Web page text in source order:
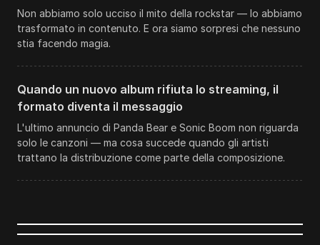
Non abbiamo solo ucciso il mito della rockstar — lo abbiamo
trasformato in contenuto. E ora siamo sorpresi che nessuno
stia facendo magia.
Quando un nuovo album rifiuta lo streaming, il
formato diventa il messaggio
L'ultimo annuncio di Panda Bear e Sonic Boom non riguarda
solo le canzoni — ma cosa succede quando gli artisti
trattano la distribuzione come parte della composizione.